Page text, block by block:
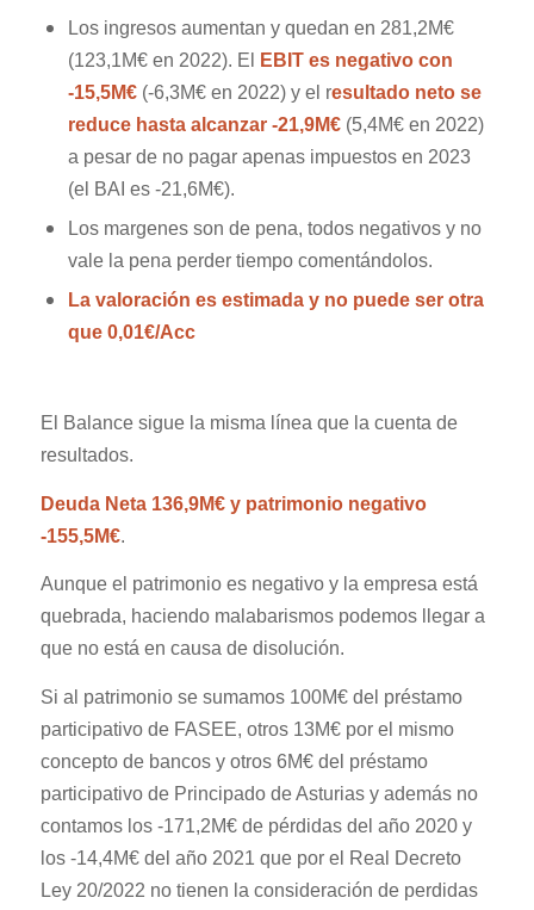
Los ingresos aumentan y quedan en 281,2M€
(123,1M€ en 2022). El
EBIT esnegativo con
-15,5M€(-6,3M€ en 2022) y el resultado neto se
reduce hasta alcanzar -21,9M€(5,4M€ en 2022)
a pesar de no pagar apenas impuestos en 2023
(el BAI es -21,6M€).
Los margenes son de pena, todos negativos y no
vale la pena perder tiempo comentándolos.
La valoración es estimada y no puede ser otra
que 0,01€/Acc
El Balance sigue la misma línea que la cuenta de
resultados.
Deuda Neta 136,9M€ y patrimonio negativo
-155,5M€.
Aunque el patrimonio es negativo y la empresa está
quebrada, haciendo malabarismos podemos llegar a
que no está en causa de disolución.
Si al patrimonio se sumamos 100M€ del préstamo
participativo de FASEE, otros 13M€ por el mismo
concepto de bancos y otros 6M€ del préstamo
participativo de Principado de Asturias y además no
contamos los -171,2M€ de pérdidas del año 2020 y
los -14,4M€ del año 2021 que por el Real Decreto
Ley 20/2022 no tienen la consideración de perdidas